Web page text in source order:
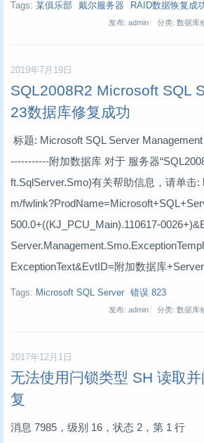
Tags: 某俱乐部 戴尔服务器 RAID数据恢复成
发布: admin 分类: 数据库
2019年7月19日
SQL2008R2 Microsoft SQL
23数据库修复成功
标题: Microsoft SQL Server
-----------附加数据库 对于 服务器
ft.SqlServer.Smo)有关帮助信息，请单击:
m/
500.0+((KJ_PCU_Main).110617-
ExceptionText&EvtID=附加数据库
Tags: Microsoft SQL Server 错误 823
发布: admin 分类: 数据库
2017年12月1日
无法使用闩锁类型 SH 读取
复
‍‍消息 7985，级别 16，状态 2，第 1 行